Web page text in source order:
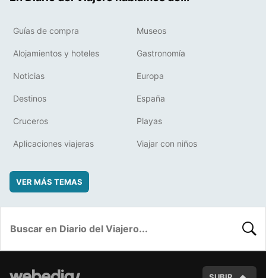
Guías de compra Museos
Alojamientos y hoteles Gastronomía
Noticias Europa
Destinos España
Cruceros Playas
Aplicaciones viajeras Viajar con niños
VER MÁS TEMAS